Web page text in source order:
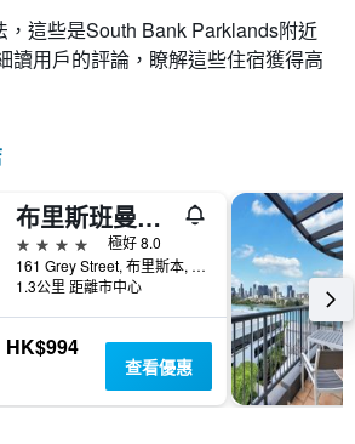
，這些是South Bank Parklands附近
讀用戶的評論，瞭解這些住宿獲得高
布里斯班曼特拉南岸酒店
4星級
極好 8.0
161 Grey Street, 布里斯本, QLD, 澳洲
1.3公里 距離市中心
HK$994
查看優惠